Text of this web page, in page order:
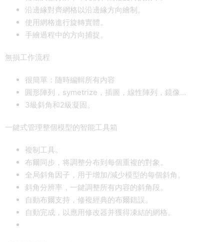
沿邊緣對齊網格以沿邊緣方向繪制。
使用網格進行旋轉實體。
手繪過程中的方向捕捉。
無損工作流程
很簡單：随時編輯所有内容
圓形陣列，symetrize，插圖，線性陣列，鏡像…
3級斜角和2級凝固。
一鍵式管理整個模型的智能工具箱
複制工具。
布爾同步，将調整分布到每個重複的對象。
全局斜角因子，用于增加/減少模型的每個斜角。
斜角分辨率，一鍵調整所有内容的斜角段。
自動布爾支持，修複經典的布爾錯誤。
自動完成，以應用修改器并獲得凍結的網格。